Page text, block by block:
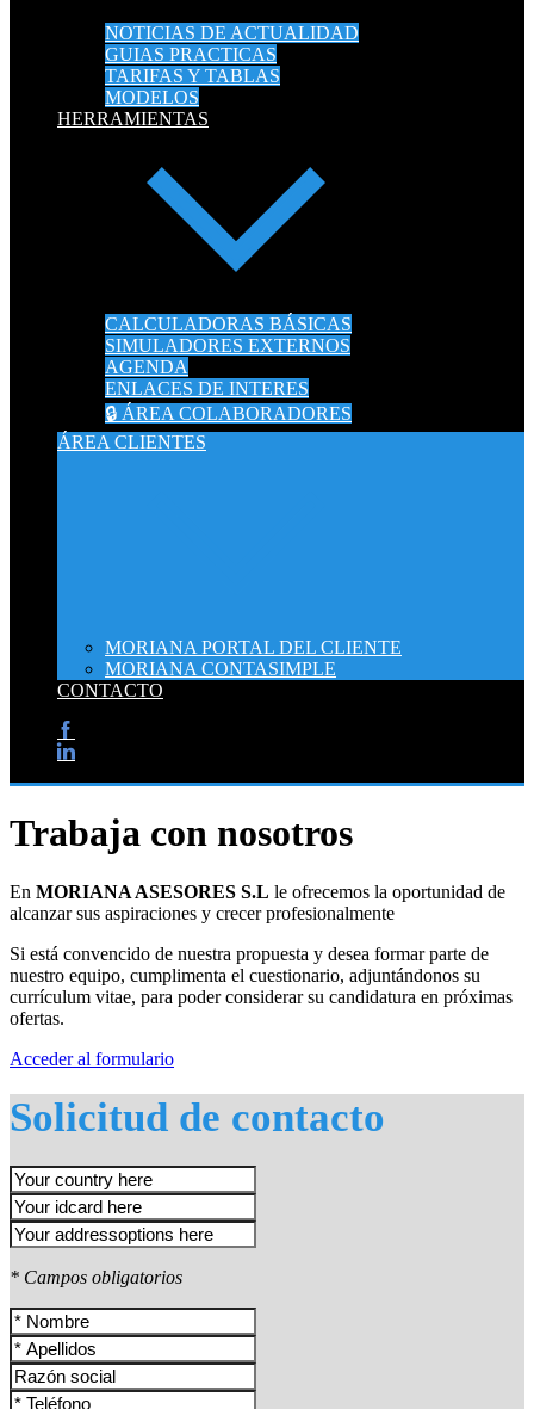
NOTICIAS DE ACTUALIDAD
GUIAS PRACTICAS
TARIFAS Y TABLAS
MODELOS
HERRAMIENTAS
CALCULADORAS BÁSICAS
SIMULADORES EXTERNOS
AGENDA
ENLACES DE INTERES
🔒 ÁREA COLABORADORES
ÁREA CLIENTES
MORIANA PORTAL DEL CLIENTE
MORIANA CONTASIMPLE
CONTACTO
Trabaja con nosotros
En MORIANA ASESORES S.L le ofrecemos la oportunidad de
alcanzar sus aspiraciones y crecer profesionalmente
Si está convencido de nuestra propuesta y desea formar parte de
nuestro equipo, cumplimenta el cuestionario, adjuntándonos su
currículum vitae, para poder considerar su candidatura en próximas
ofertas.
Acceder al formulario
Solicitud de contacto
* Campos obligatorios